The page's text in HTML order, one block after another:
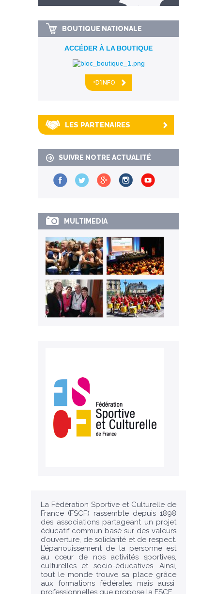
km alentour
BOUTIQUE NATIONALE
ACCÉDER À LA BOUTIQUE
+D'INFO
LES PARTENAIRES
SUIVRE NOTRE ACTUALITÉ
MULTIMEDIA
La Fédération Sportive et Culturelle de
France (FSCF) rassemble depuis 1898
des associations partageant un projet
éducatif commun basé sur des valeurs
d’ouverture, de solidarité et de respect.
L’épanouissement de la personne est
au cœur de nos activités sportives,
culturelles et socio-éducatives. Ainsi,
tout le monde trouve sa place grâce
aux formations fédérales mais aussi
professionnelles que propose la FSCF.